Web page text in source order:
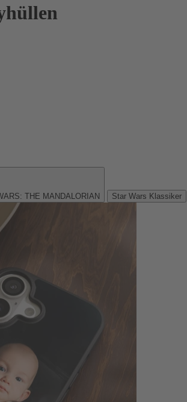
THE MANDALORIAN Star Wars Klassiker